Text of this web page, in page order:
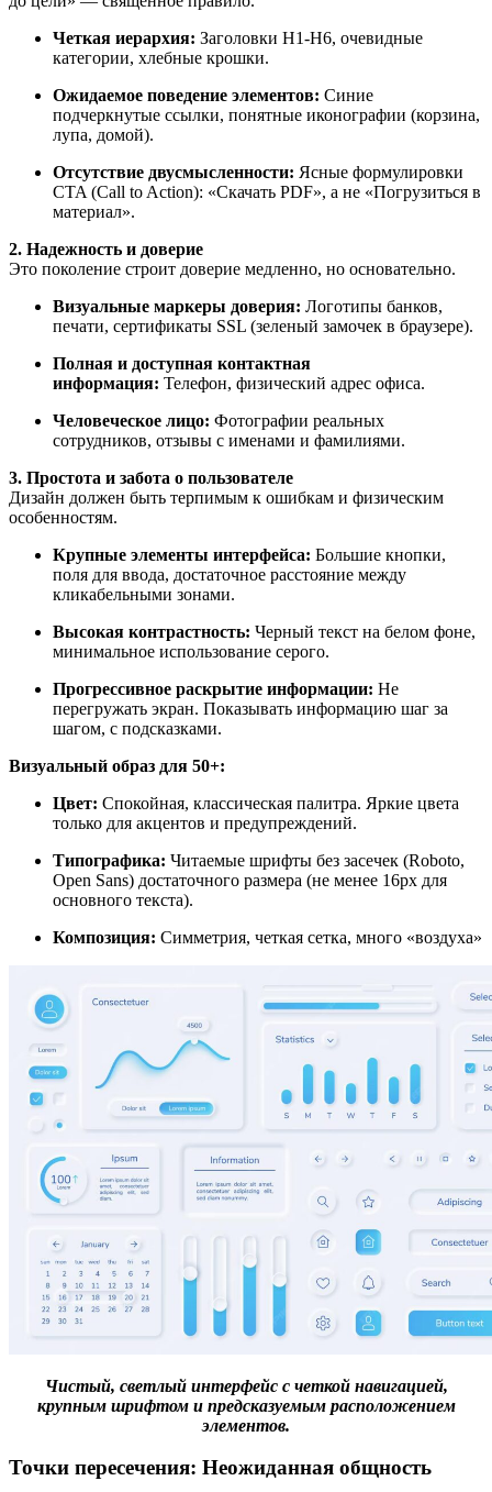
Четкая иерархия: Заголовки H1-H6, очевидные
категории, хлебные крошки.
Ожидаемое поведение элементов: Синие
подчеркнутые ссылки, понятные иконографии (корзина,
лупа, домой).
Отсутствие двусмысленности: Ясные формулировки
CTA (Call to Action): «Скачать PDF», а не «Погрузиться в
материал».
2. Надежность и доверие
Это поколение строит доверие медленно, но основательно.
Визуальные маркеры доверия: Логотипы банков,
печати, сертификаты SSL (зеленый замочек в браузере).
Полная и доступная контактная
информация: Телефон, физический адрес офиса.
Человеческое лицо: Фотографии реальных
сотрудников, отзывы с именами и фамилиями.
3. Простота и забота о пользователе
Дизайн должен быть терпимым к ошибкам и физическим
особенностям.
Крупные элементы интерфейса: Большие кнопки,
поля для ввода, достаточное расстояние между
кликабельными зонами.
Высокая контрастность: Черный текст на белом фоне,
минимальное использование серого.
Прогрессивное раскрытие информации: Не
перегружать экран. Показывать информацию шаг за
шагом, с подсказками.
Визуальный образ для 50+:
Цвет: Спокойная, классическая палитра. Яркие цвета
только для акцентов и предупреждений.
Типографика: Читаемые шрифты без засечек (Roboto,
Open Sans) достаточного размера (не менее 16px для
основного текста).
Композиция: Симметрия, четкая сетка, много «воздуха»
Чистый, светлый интерфейс с четкой навигацией,
крупным шрифтом и предсказуемым расположением
элементов.
Точки пересечения: Неожиданная общность